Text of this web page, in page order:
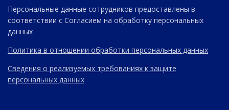
Персональные данные сотрудников предоставлены в
соответствии с Согласием на обработку персональных
данных
Политика в отношении обработки персональных данных
Сведения о реализуемых требованиях к защите
персональных данных